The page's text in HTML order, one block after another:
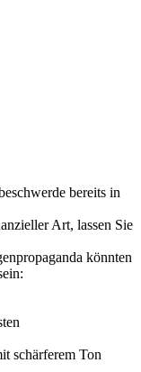
bereits in
Art, lassen Sie
könnten
schärferem Ton